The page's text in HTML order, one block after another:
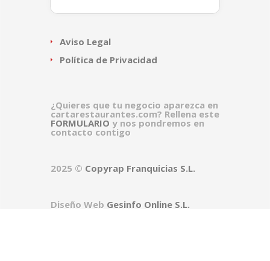
Aviso Legal
Política de Privacidad
¿Quieres que tu negocio aparezca en
cartarestaurantes.com? Rellena este
FORMULARIO y nos pondremos en
contacto contigo
2025 © Copyrap Franquicias S.L.
Diseño Web Gesinfo Online S.L.